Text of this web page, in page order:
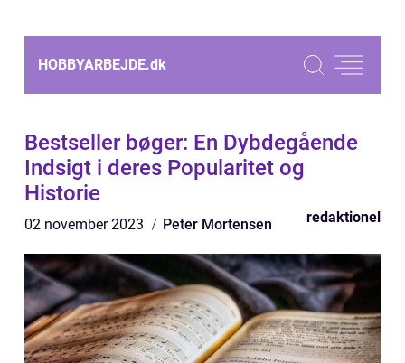
HOBBYARBEJDE.dk
Bestseller bøger: En Dybdegående
Indsigt i deres Popularitet og
Historie
02 november 2023 Peter Mortensen redaktionel